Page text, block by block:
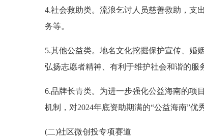
4.社会救助类。流浪乞讨人员慈善救助，支
务等。
5.其他公益类。地名文化挖掘保护宣传、婚
弘扬志愿者精神、有利于维护社会和谐的服
6.品牌长青类。为进一步强化公益海南的项
机制，对2024年底资助期满的“公益海南”优
(二)社区微创投专项赛道